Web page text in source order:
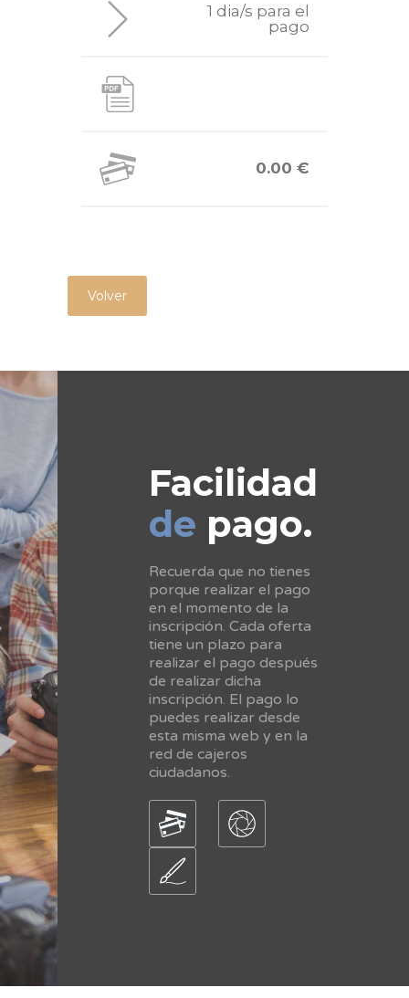
1 dia/s para el
pago
0.00 €
Volver
Facilidad
de pago.
Recuerda que no tienes
porque realizar el pago
en el momento de la
inscripción. Cada oferta
tiene un plazo para
realizar el pago después
de realizar dicha
inscripción. El pago lo
puedes realizar desde
esta misma web y en la
red de cajeros
ciudadanos.